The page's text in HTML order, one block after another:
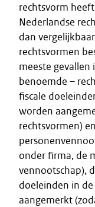
rechtsvorm
Nederlandse
dan
rechtsvormen
meeste gevallen
benoemde –
fiscale
worden
rechtsvormen)
onder firma, de
vennootschap),
doeleinden in
aangemerkt